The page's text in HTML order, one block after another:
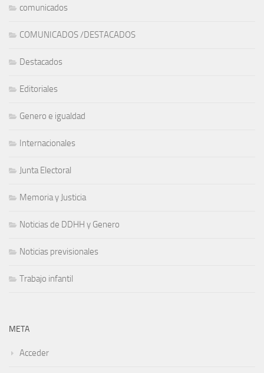
comunicados
COMUNICADOS /DESTACADOS
Destacados
Editoriales
Genero e igualdad
Internacionales
Junta Electoral
Memoria y Justicia
Noticias de DDHH y Genero
Noticias previsionales
Trabajo infantil
META
Acceder